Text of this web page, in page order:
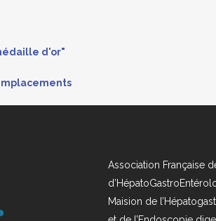
d'or"
Association Française
Maision de